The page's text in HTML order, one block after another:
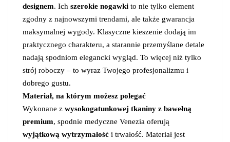
designem. Ich szerokie nogawki to nie tylko element
zgodny z najnowszymi trendami, ale także gwarancja
maksymalnej wygody. Klasyczne kieszenie dodają im
praktycznego charakteru, a starannie przemyślane detale
nadają spodniom elegancki wygląd. To więcej niż tylko
strój roboczy – to wyraz Twojego profesjonalizmu i
dobrego gustu.
Materiał, na którym możesz polegać
Wykonane z wysokogatunkowej tkaniny z bawełną
premium, spodnie medyczne Venezia oferują
wyjątkową wytrzymałość i trwałość. Materiał jest